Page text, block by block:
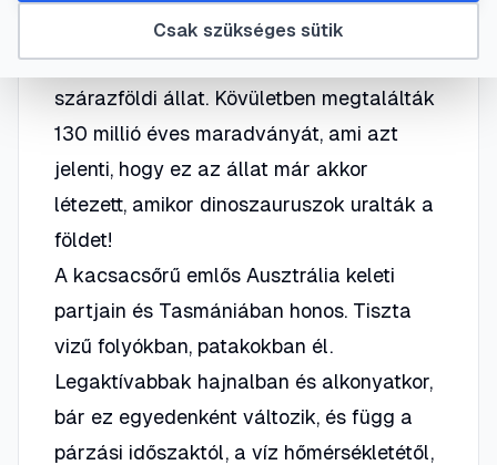
tartozik.Legközelebbi rokona a hangyász,
amely a kacsacsőrű emlőssel szemben
szárazföldi állat. Kövületben megtalálták
130 millió éves maradványát, ami azt
jelenti, hogy ez az állat már akkor
létezett, amikor dinoszauruszok uralták a
földet!
A kacsacsőrű emlős Ausztrália keleti
partjain és Tasmániában honos. Tiszta
vizű folyókban, patakokban él.
Legaktívabbak hajnalban és alkonyatkor,
bár ez egyedenként változik, és függ a
párzási időszaktól, a víz hőmérsékletétől,
Csak szükséges sütik